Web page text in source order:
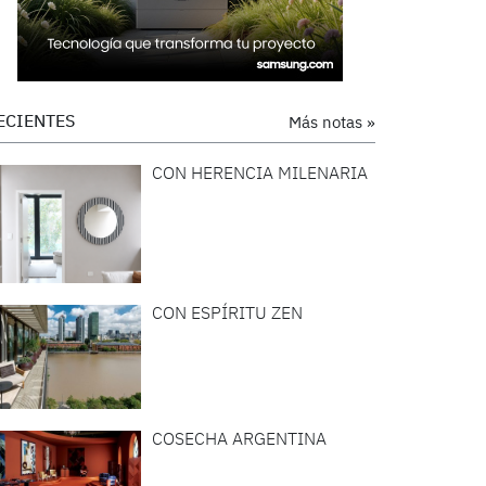
Más notas »
CON HERENCIA MILENARIA
CON ESPÍRITU ZEN
COSECHA ARGENTINA